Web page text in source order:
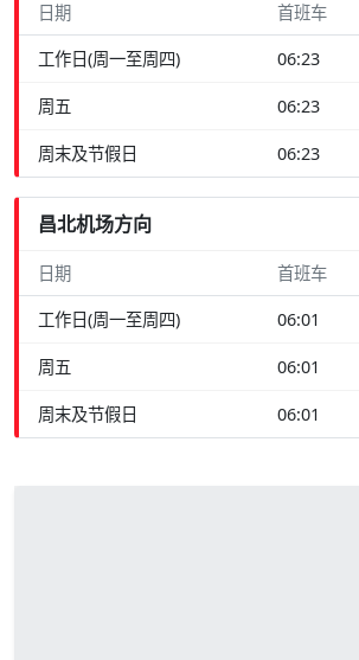
日期 首班车
工作日(周一至周四) 06:23
周五 06:23
周末及节假日 06:23
昌北机场方向
日期 首班车
工作日(周一至周四) 06:01
周五 06:01
周末及节假日 06:01